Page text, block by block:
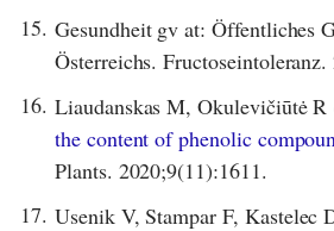
15. Gesundheit gv at: Öffentliches
Österreichs. Fructoseintoleranz.
16. Liaudanskas M, Okulevičiūtė
the content of phenolic
Plants. 2020;9(11):1611.
17. Usenik V, Stampar F, Kastelec